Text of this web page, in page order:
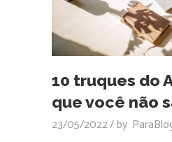
10 truques do
que você não
23/05/2022 by